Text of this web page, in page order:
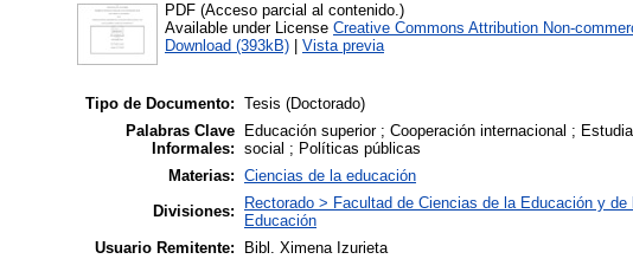
PDF (Acceso parcial al contenido.)
Available under License Creative Commons Attribution Non-
Download (393kB)
Vista previa
Tipo de Documento: Tesis (Doctorado)
Palabras Clave
Informales:
Educación superior ; Cooperación internacional ;
social ; Políticas públicas
Materias: Ciencias de la educación
Divisiones:
Rectorado > Facultad de Ciencias de la Educación y
Educación
Usuario Remitente:
Bibl. Ximena Izurieta